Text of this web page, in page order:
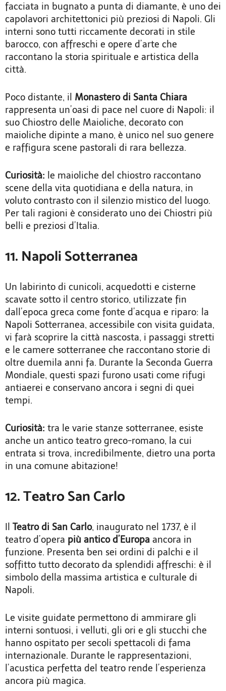
facciata in bugnato a punta di diamante, è uno dei
capolavori architettonici più preziosi di Napoli. Gli
interni sono tutti riccamente decorati in stile
barocco, con affreschi e opere d’arte che
raccontano la storia spirituale e artistica della
città.
Poco distante, il Monastero di Santa Chiara
rappresenta un’oasi di pace nel cuore di Napoli: il
suo Chiostro delle Maioliche, decorato con
maioliche dipinte a mano, è unico nel suo genere
e raffigura scene pastorali di rara bellezza.
Curiosità: le maioliche del chiostro raccontano
scene della vita quotidiana e della natura, in
voluto contrasto con il silenzio mistico del luogo.
Per tali ragioni è considerato uno dei Chiostri più
belli e preziosi d’Italia.
11. Napoli Sotterranea
Un labirinto di cunicoli, acquedotti e cisterne
scavate sotto il centro storico, utilizzate fin
dall’epoca greca come fonte d’acqua e riparo: la
Napoli Sotterranea, accessibile con visita guidata,
vi farà scoprire la città nascosta, i passaggi stretti
e le camere sotterranee che raccontano storie di
oltre duemila anni fa. Durante la Seconda Guerra
Mondiale, questi spazi furono usati come rifugi
antiaerei e conservano ancora i segni di quei
tempi.
Curiosità: tra le varie stanze sotterranee, esiste
anche un antico teatro greco-romano, la cui
entrata si trova, incredibilmente, dietro una porta
in una comune abitazione!
12. Teatro San Carlo
Teatro di San Carlo, inaugurato nel 1737, è il
teatro d’opera più antico d’Europa ancora in
funzione. Presenta ben sei ordini di palchi e il
soffitto tutto decorato da splendidi affreschi: è il
simbolo della massima artistica e culturale di
Napoli.
Le visite guidate permettono di ammirare gli
interni sontuosi, i velluti, gli ori e gli stucchi che
hanno ospitato per secoli spettacoli di fama
internazionale. Durante le rappresentazioni,
l’acustica perfetta del teatro rende l’esperienza
ancora più magica.